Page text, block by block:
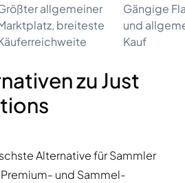
allgemeiner
breiteste
Gängige
und
Kauf
zu Just
Alternative für Sammler
und Sammel-